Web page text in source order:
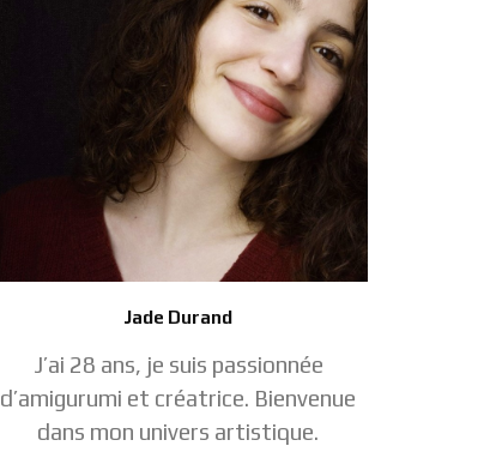
Jade Durand
J’ai 28 ans, je suis passionnée
d’amigurumi et créatrice. Bienvenue
dans mon univers artistique.